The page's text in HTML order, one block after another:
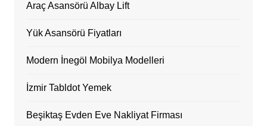
Araç Asansörü Albay Lift
Yük Asansörü Fiyatları
Modern İnegöl Mobilya Modelleri
İzmir Tabldot Yemek
Beşiktaş Evden Eve Nakliyat Firması